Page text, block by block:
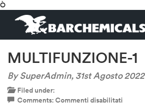
Ò
MULTIFUNZIONE-1
By SuperAdmin, 31st Agosto 2022
Filed under:
Comments: Commenti disabilitati